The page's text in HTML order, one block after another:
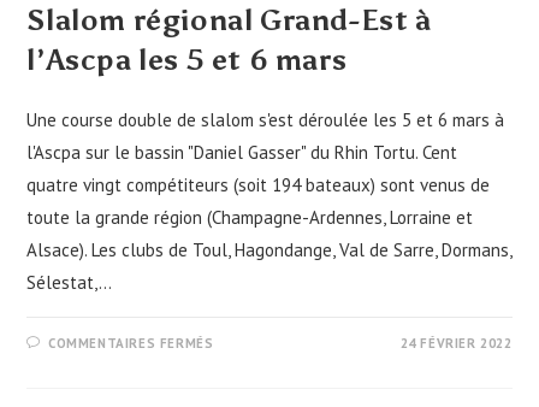
Slalom régional Grand-Est à
l’Ascpa les 5 et 6 mars
Une course double de slalom s'est déroulée les 5 et 6 mars à
l'Ascpa sur le bassin "Daniel Gasser" du Rhin Tortu. Cent
quatre vingt compétiteurs (soit 194 bateaux) sont venus de
toute la grande région (Champagne-Ardennes, Lorraine et
Alsace). Les clubs de Toul, Hagondange, Val de Sarre, Dormans,
Sélestat,…
COMMENTAIRES FERMÉS 24 FÉVRIER 2022